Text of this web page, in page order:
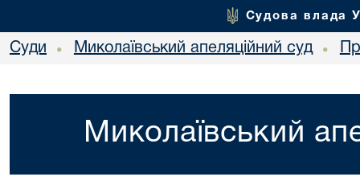
Судова влада
Суди • Миколаївський апеляційний суд •
Миколаївський